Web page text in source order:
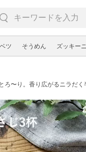
ツ そうめん ズッキーニ
ろ〜り。香り広がるニラだく